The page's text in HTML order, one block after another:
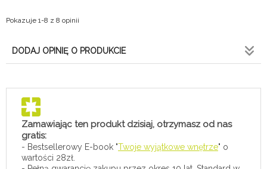
Pokazuje 1-8 z 8 opinii
DODAJ OPINIĘ O PRODUKCIE
Zamawiając ten produkt dzisiaj, otrzymasz od nas
gratis:
- Bestsellerowy E-book "Twoje wyjątkowe wnętrze" o
wartości 28zł.